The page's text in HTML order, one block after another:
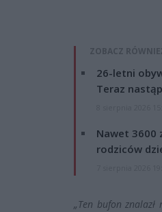
ZOBACZ
26-letni
Teraz
Nawet 3600
rodziców
„Ten bufon